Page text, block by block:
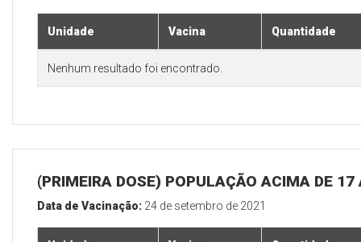
Unidade Vacina Quantidade
Nenhum resultado foi encontrado.
(PRIMEIRA DOSE) POPULAÇÃO ACIMA DE 17
Data de Vacinação: 24 de setembro de 2021